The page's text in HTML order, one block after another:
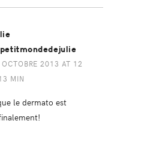
OCTOBRE 2013 AT 12
MIN
le dermato est